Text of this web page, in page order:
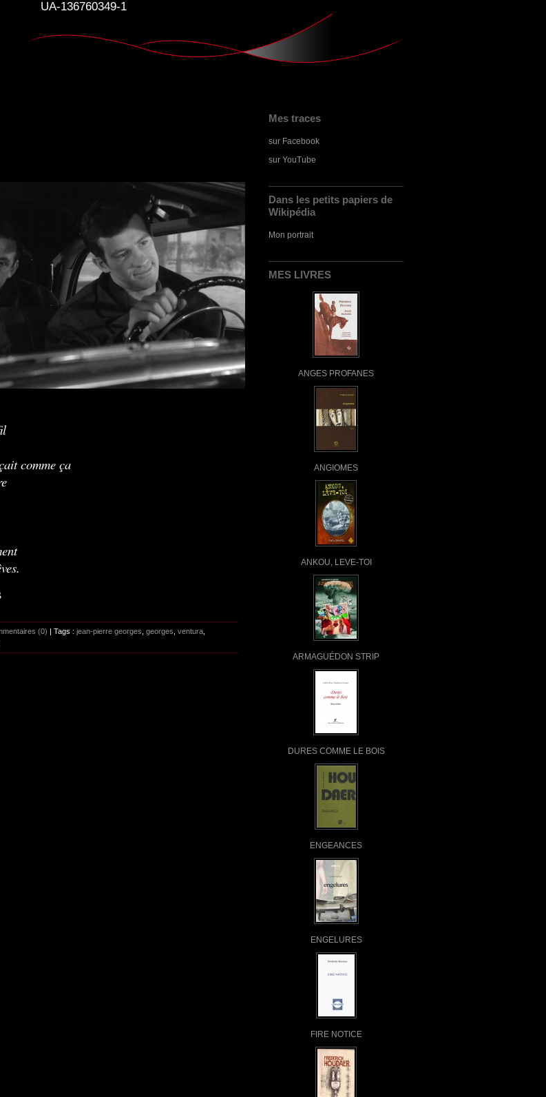
UA-136760349-1
Mes traces
sur Facebook
sur YouTube
Dans les petits papiers de
Wikipédia
Mon portrait
MES LIVRES
ANGES PROFANES
ANGIOMES
ANKOU, LEVE-TOI
ARMAGUÉDON STRIP
DURES COMME LE BOIS
ENGEANCES
ENGELURES
FIRE NOTICE
comme ça
(0) | Tags : jean-pierre georges, georges, ventura,